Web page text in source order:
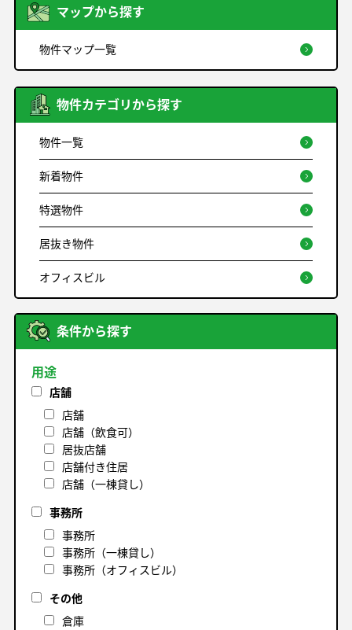
マップから探す
物件マップ一覧
物件カテゴリから探す
物件一覧
新着物件
特選物件
居抜き物件
オフィスビル
条件から探す
用途
店舗
店舗
店舗（飲食可）
居抜店舗
店舗付き住居
店舗（一棟貸し）
事務所
事務所
事務所（一棟貸し）
事務所（オフィスビル）
その他
倉庫